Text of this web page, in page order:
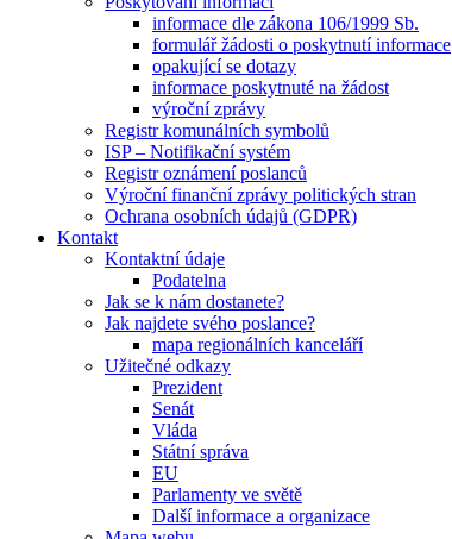
informace dle zákona 106/1999 Sb.
formulář žádosti o poskytnutí informace
opakující se dotazy
informace poskytnuté na žádost
výroční zprávy
Registr komunálních symbolů
ISP – Notifikační systém
Registr oznámení poslanců
Výroční finanční zprávy politických stran
Ochrana osobních údajů (GDPR)
Kontakt
Kontaktní údaje
Podatelna
Jak se k nám dostanete?
Jak najdete svého poslance?
mapa regionálních kanceláří
Užitečné odkazy
Prezident
Senát
Vláda
Státní správa
EU
Parlamenty ve světě
Další informace a organizace